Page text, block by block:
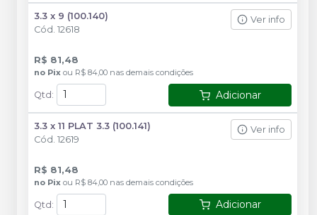
3.3 x 9 (100.140)
Cód. 12618
Ver info
R$ 81,48
no Pix ou R$ 84,00 nas demais condições
Qtd : Adicionar
3.3 x 11 PLAT 3.3 (100.141)
Cód. 12619
Ver info
R$ 81,48
no Pix ou R$ 84,00 nas demais condições
Qtd: Adicionar